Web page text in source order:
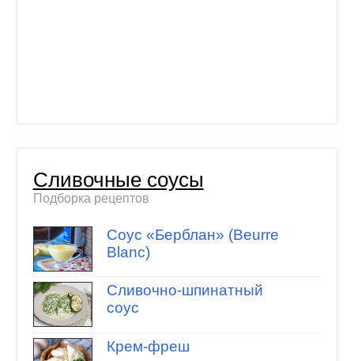
Сливочные соусы
Подборка рецептов
Соус «Берблан» (Beurre
Blanc)
Сливочно-шпинатный
соус
Крем-фреш